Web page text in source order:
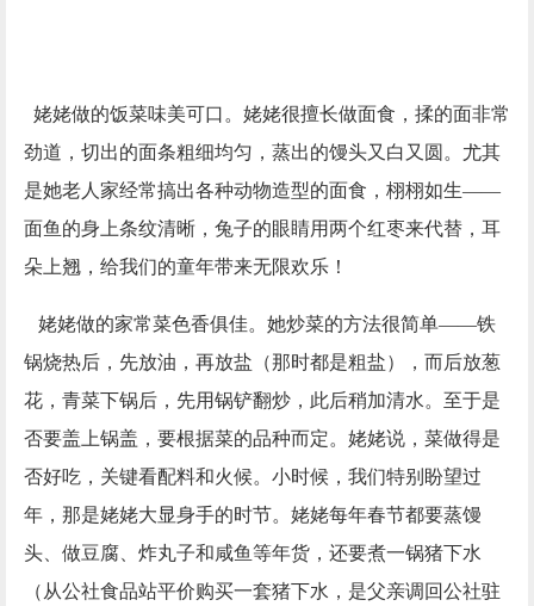
姥姥做的饭菜味美可口。姥姥很擅长做面食，揉的面非常
劲道，切出的面条粗细均匀，蒸出的馒头又白又圆。尤其
是她老人家经常搞出各种动物造型的面食，栩栩如生——
面鱼的身上条纹清晰，兔子的眼睛用两个红枣来代替，耳
朵上翘，给我们的童年带来无限欢乐！
姥姥做的家常菜色香俱佳。她炒菜的方法很简单——铁
锅烧热后，先放油，再放盐（那时都是粗盐），而后放葱
花，青菜下锅后，先用锅铲翻炒，此后稍加清水。至于是
否要盖上锅盖，要根据菜的品种而定。姥姥说，菜做得是
否好吃，关键看配料和火候。小时候，我们特别盼望过
年，那是姥姥大显身手的时节。姥姥每年春节都要蒸馒
头、做豆腐、炸丸子和咸鱼等年货，还要煮一锅猪下水
（从公社食品站平价购买一套猪下水，是父亲调回公社驻